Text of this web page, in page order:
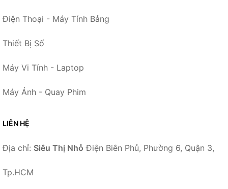
Điện Thoại - Máy Tính Bảng
Thiết Bị Số
Máy Vi Tính - Laptop
Máy Ảnh - Quay Phim
LIÊN HỆ
Địa chỉ: Siêu Thị Nhỏ Điện Biên Phủ, Phường 6, Quận 3,
Tp.HCM